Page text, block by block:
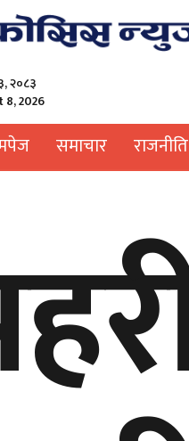
२०८३
8, 2026
समाचार राजनीति